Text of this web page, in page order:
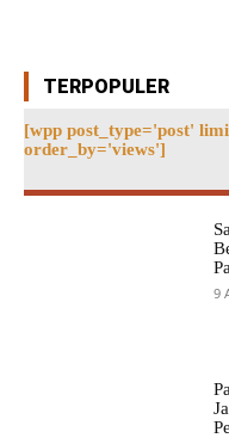
TERPOPULER
[wpp post_type='post'
order_by='views']
9